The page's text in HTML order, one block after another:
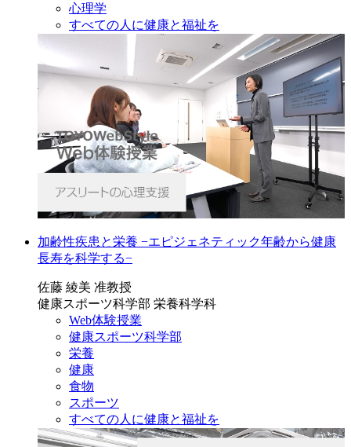
心理学
すべての人に健康と福祉を
加齢性疾患と栄養 −エピジェネティック年齢から健康
長寿を科学する−
佐藤 綾美 准教授
健康スポーツ科学部 栄養科学科
Web体験授業
健康スポーツ科学部
栄養
健康
食物
スポーツ
すべての人に健康と福祉を